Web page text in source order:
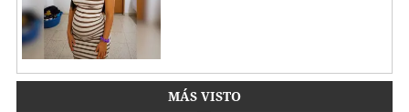
MÁS VISTO